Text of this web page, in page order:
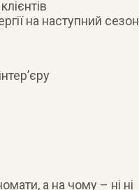
на наступний сезон
а на чому – ні ні